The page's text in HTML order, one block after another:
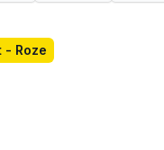
- Roze